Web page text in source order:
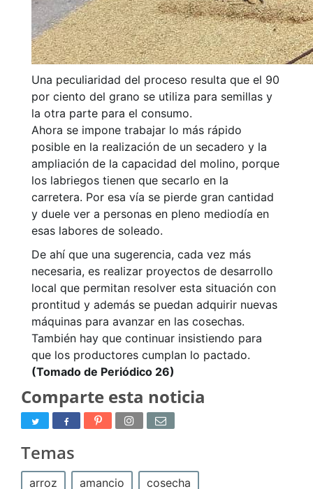
Una peculiaridad del proceso resulta que el 90
por ciento del grano se utiliza para semillas y
la otra parte para el consumo.
Ahora se impone trabajar lo más rápido
posible en la realización de un secadero y la
ampliación de la capacidad del molino, porque
los labriegos tienen que secarlo en la
carretera. Por esa vía se pierde gran cantidad
y duele ver a personas en pleno mediodía en
esas labores de soleado.
De ahí que una sugerencia, cada vez más
necesaria, es realizar proyectos de desarrollo
local que permitan resolver esta situación con
prontitud y además se puedan adquirir nuevas
máquinas para avanzar en las cosechas.
También hay que continuar insistiendo para
que los productores cumplan lo pactado.
(Tomado de Periódico 26)
Comparte esta noticia
Temas
arroz amancio cosecha